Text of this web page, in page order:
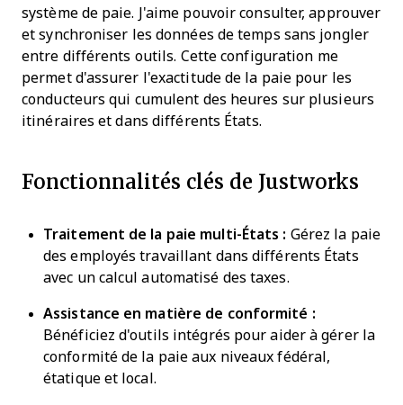
système de paie. J'aime pouvoir consulter, approuver
et synchroniser les données de temps sans jongler
entre différents outils. Cette configuration me
permet d'assurer l'exactitude de la paie pour les
conducteurs qui cumulent des heures sur plusieurs
itinéraires et dans différents États.
Fonctionnalités clés de Justworks
Traitement de la paie multi-États : Gérez la paie
des employés travaillant dans différents États
avec un calcul automatisé des taxes.
Assistance en matière de conformité :
Bénéficiez d'outils intégrés pour aider à gérer la
conformité de la paie aux niveaux fédéral,
étatique et local.